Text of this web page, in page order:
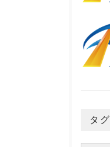
タグ